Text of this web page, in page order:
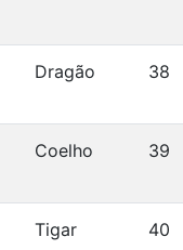
Dragão 38
Coelho 39
Tigar 40